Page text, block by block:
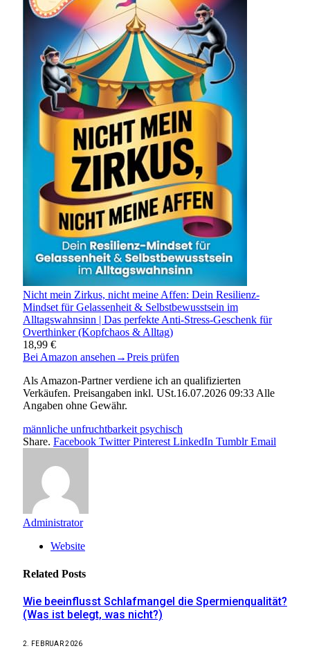
Nicht mein Zirkus, nicht meine Affen: Dein Resilienz-
Mindset für Gelassenheit & Selbstbewusstsein im
Alltagswahnsinn | Das perfekte Anti-Stress-Geschenk für
Overthinker (Kopfchaos & Alltag)
18,99 €
Bei Amazon ansehen→Preis prüfen
Als Amazon-Partner verdiene ich an qualifizierten
Verkäufen. Preisangaben inkl. USt.16.07.2026 09:33 Alle
Angaben ohne Gewähr.
männliche unfruchtbarkeit psychisch
Share. Facebook Twitter Pinterest LinkedIn Tumblr Email
Administrator
Website
Related Posts
Wie beeinflusst Schlafmangel die Spermienqualität?
(Was ist belegt, was nicht?)
2. FEBRUAR 2026